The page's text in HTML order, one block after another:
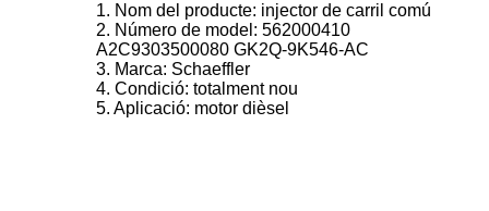
1. Nom del producte: injector de carril comú
2. Número de model: 562000410
A2C9303500080 GK2Q-9K546-AC
3. Marca: Schaeffler
4. Condició: totalment nou
5. Aplicació: motor dièsel